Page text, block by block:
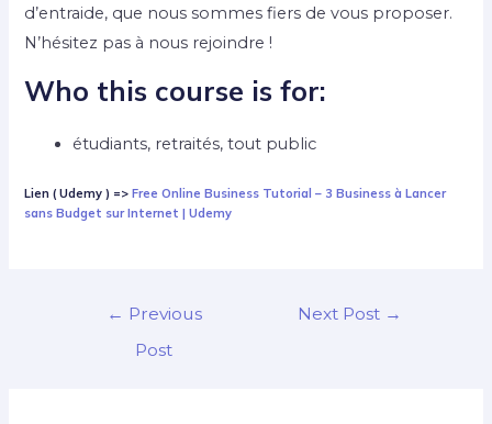
d’entraide, que nous sommes fiers de vous proposer.
N’hésitez pas à nous rejoindre !
Who this course is for:
étudiants, retraités, tout public
Lien ( Udemy ) =>Free Online Business Tutorial – 3 Business à Lancer
sans Budget sur Internet | Udemy
← Previous
Post
Next Post →